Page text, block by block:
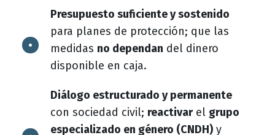
Presupuesto suficiente y sostenido
para planes de protección; que las
medidas no dependan del dinero
disponible en caja.
Diálogo estructurado y permanente
con sociedad civil; reactivarel grupo
especializado en género (CNDH) y